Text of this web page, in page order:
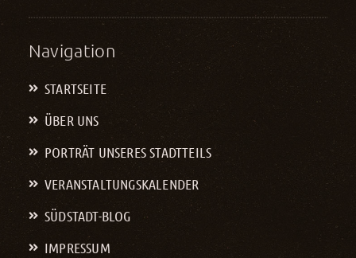
Navigation
STARTSEITE
ÜBER UNS
PORTRÄT UNSERES STADTTEILS
VERANSTALTUNGS­KALENDER
SÜDSTADT-BLOG
IMPRESSUM